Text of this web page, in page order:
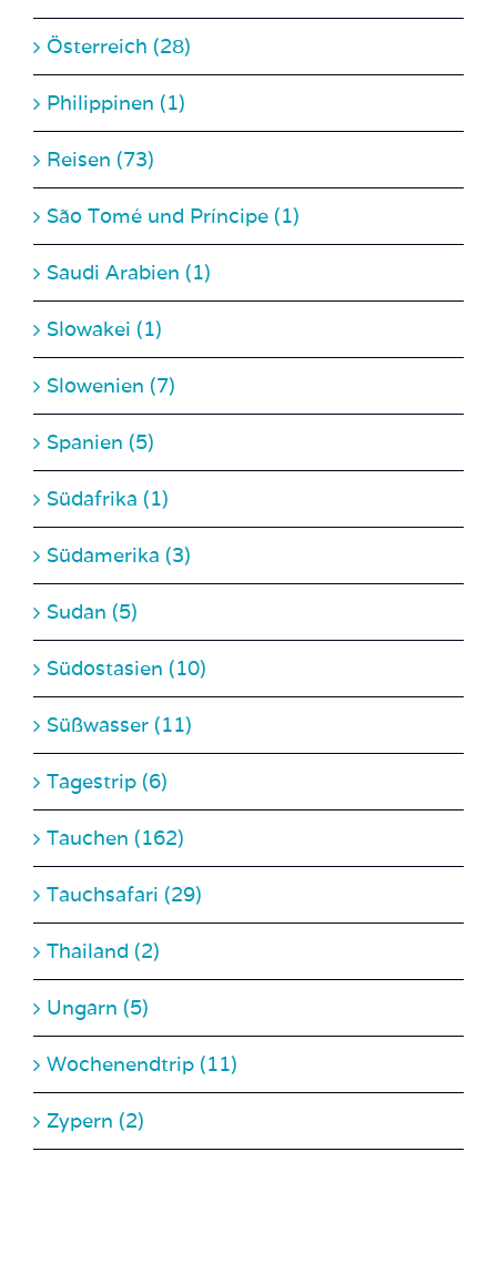
Österreich (28)
Philippinen (1)
Reisen (73)
São Tomé und Príncipe (1)
Saudi Arabien (1)
Slowakei (1)
Slowenien (7)
Spanien (5)
Südafrika (1)
Südamerika (3)
Sudan (5)
Südostasien (10)
Süßwasser (11)
Tagestrip (6)
Tauchen (162)
Tauchsafari (29)
Thailand (2)
Ungarn (5)
Wochenendtrip (11)
Zypern (2)